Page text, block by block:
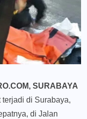
SURABAYA
di Surabaya,
di Jalan